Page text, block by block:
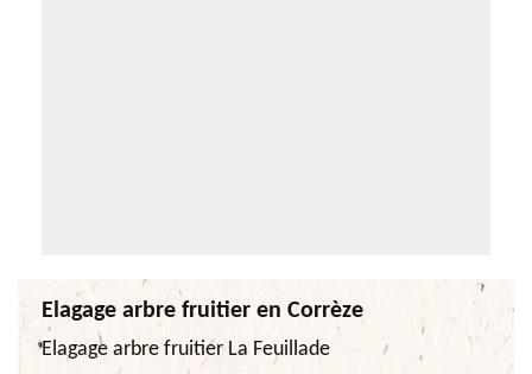
Elagage arbre fruitier en Corrèze
Elagage arbre fruitier La Feuillade